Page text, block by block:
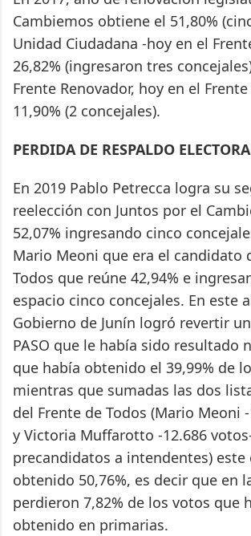
Cambiemos obtiene el 51,80%
Unidad Ciudadana -hoy en el
26,82% (ingresaron tres
Frente Renovador, hoy en el
11,90% (2 concejales).
PERDIDA DE RESPALDO
En 2019 Pablo Petrecca logra su
reelección con Juntos por el
52,07% ingresando cinco
Mario Meoni que era el candidato
Todos que reúne 42,94% e
espacio cinco concejales. En este
Gobierno de Junín logró revertir
PASO que le había sido resultado
que había obtenido el 39,99% de
mientras que sumadas las dos
del Frente de Todos (Mario Meoni
y Victoria Muffarotto -12.686
precandidatos a intendentes) este
obtenido 50,76%, es decir que en
perdieron 7,82% de los votos que
obtenido en primarias.